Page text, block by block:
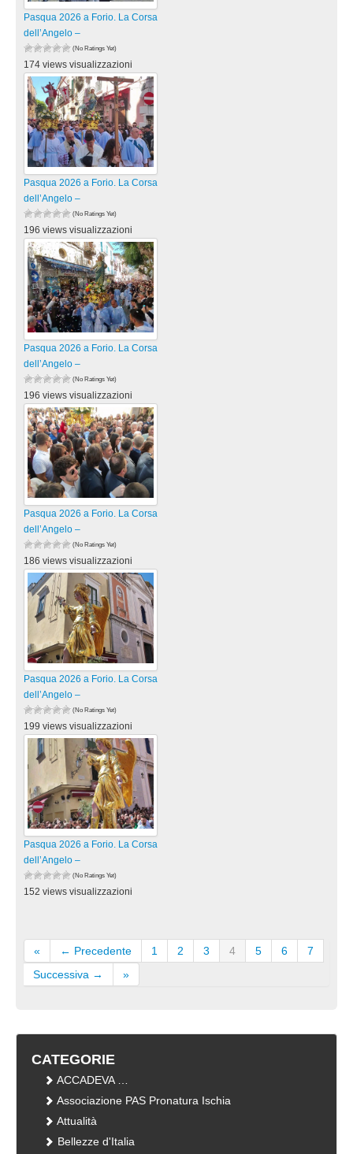
Pasqua 2026 a Forio. La Corsa
dell’Angelo –
(No Ratings Yet)
174 views visualizzazioni
Pasqua 2026 a Forio. La Corsa
dell’Angelo –
(No Ratings Yet)
196 views visualizzazioni
Pasqua 2026 a Forio. La Corsa
dell’Angelo –
(No Ratings Yet)
196 views visualizzazioni
Pasqua 2026 a Forio. La Corsa
dell’Angelo –
(No Ratings Yet)
186 views visualizzazioni
Pasqua 2026 a Forio. La Corsa
dell’Angelo –
(No Ratings Yet)
199 views visualizzazioni
Pasqua 2026 a Forio. La Corsa
dell’Angelo –
(No Ratings Yet)
152 views visualizzazioni
« ← Precedente 1 2 3 4 5 6
7
Successiva →
»
CATEGORIE
ACCADEVA …
Associazione PAS Pronatura Ischia
Attualità
Bellezze d'Italia